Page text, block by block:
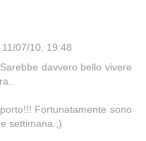
11/07/10, 19:48
davvero bello vivere
Fortunatamente sono
settimana.;)